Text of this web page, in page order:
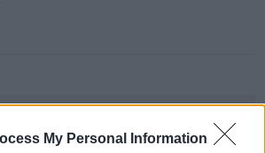
My Personal Information
vaistinė
preparatas